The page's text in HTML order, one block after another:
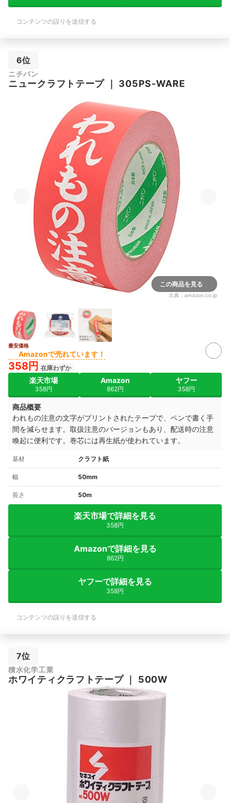
コンテンツの誤りを送信する
6位
ニチバン
ニュークラフトテープ｜ ‎305PS-WARE
この商品を見る
出典： amazon.co.jp
最安価格
Amazonで売れています！
358円 在庫わずか
楽天市場
358円
Amazon
862円
ヤフー
358円
商品概要
われもの注意の文字がプリントされたテープで、ペンで書く手
間を減らせます。取扱注意のバージョンもあり、配送時の注意
喚起に便利です。巻芯には再生紙が使われています。
基材 クラフト紙
幅 50mm
長さ 50m
楽天市場で詳細を見る
358円
Amazonで詳細を見る
862円
ヤフーで詳細を見る
358円
コンテンツの誤りを送信する
7位
積水化学工業
ホワイティクラフトテープ｜ 500W